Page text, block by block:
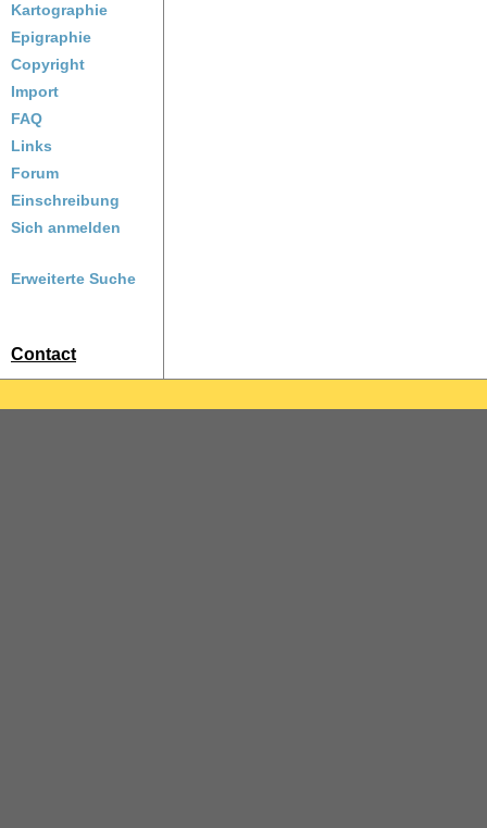
Kartographie
Epigraphie
Copyright
Import
FAQ
Links
Forum
Einschreibung
Sich anmelden
Erweiterte Suche
Contact